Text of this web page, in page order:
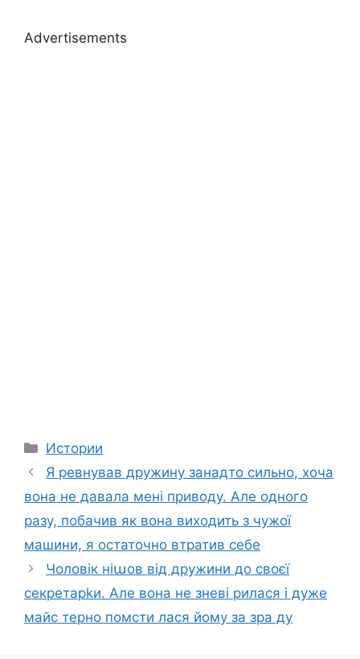
Advertisements
Categories
Истории
Я ревнував дружину занадто сильно, хоча
вона не давала мені приводу. Але одного
разу, побачив як вона виходить з чужої
машини, я остаточно втратив себе
Чоловік ніաов від дружини до своєї
секретарkи. Але вона не зневі рилася і дуже
майс терно помсти лася йому за зра ду